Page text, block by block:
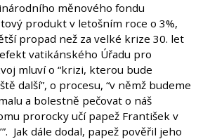
měnového fondu
produkt v letošním roce o 3%,
propad než za velké krize 30. let
vatikánského Úřadu pro
mluví o “krizi, kterou bude
další”, o procesu, “v němž budeme
a bolestně pečovat o náš
prorocky učí papež František v
Jak dále dodal, papež pověřil jeho